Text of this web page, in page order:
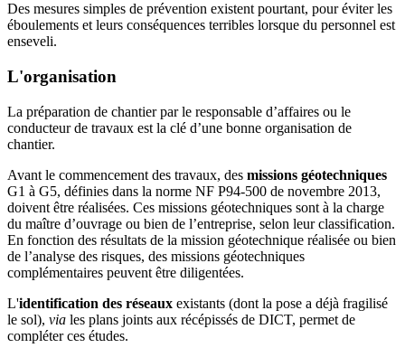
Des mesures simples de prévention existent pourtant, pour éviter les
éboulements et leurs conséquences terribles lorsque du personnel est
enseveli.
L'organisation
La préparation de chantier par le responsable d’affaires ou le
conducteur de travaux est la clé d’une bonne organisation de
chantier.
Avant le commencement des travaux, des missions géotechniques
G1 à G5, définies dans la norme NF P94-500 de novembre 2013,
doivent être réalisées. Ces missions géotechniques sont à la charge
du maître d’ouvrage ou bien de l’entreprise, selon leur classification.
En fonction des résultats de la mission géotechnique réalisée ou bien
de l’analyse des risques, des missions géotechniques
complémentaires peuvent être diligentées.
L'identification des réseaux existants (dont la pose a déjà fragilisé
le sol), via les plans joints aux récépissés de DICT, permet de
compléter ces études.